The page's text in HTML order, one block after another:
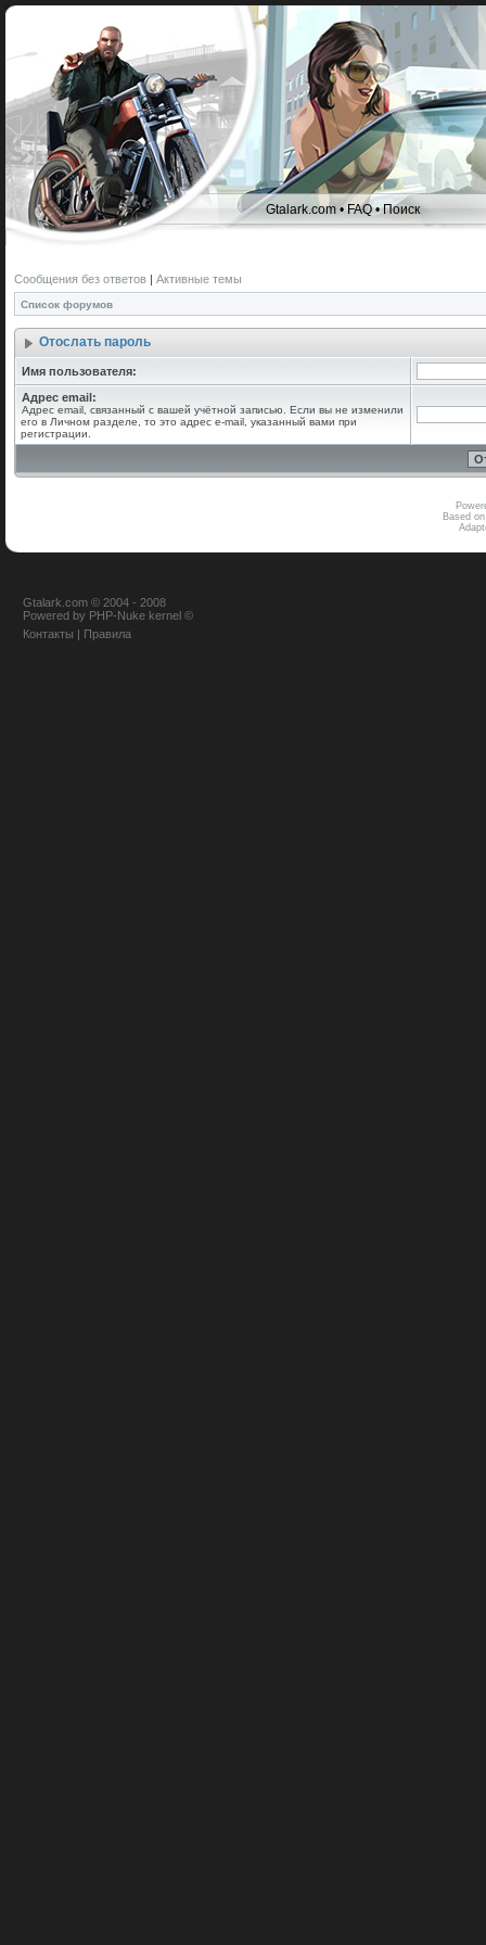
Gtalark.com •FAQ•Поиск
Сообщения без ответов | Активные темы
Список форумов
Отослать пароль
Имя пользователя:
Адрес email:
Адрес email, связанный с вашей учётной записью. Если вы не изменили
его в Личном разделе, то это адрес e-mail, указанный вами при
регистрации.
Based
Gtalark.com © 2004 - 2008
Powered by PHP-Nuke kernel ©
Контакты | Правила